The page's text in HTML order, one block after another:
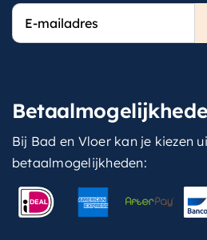
E-
mailadres
Bij Bad en Vloer kan je kiezen
betaalmogelijkheden: